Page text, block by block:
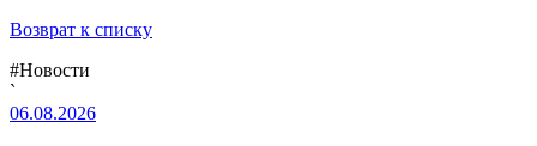
Возврат к списку
#Новости
`
06.08.2026